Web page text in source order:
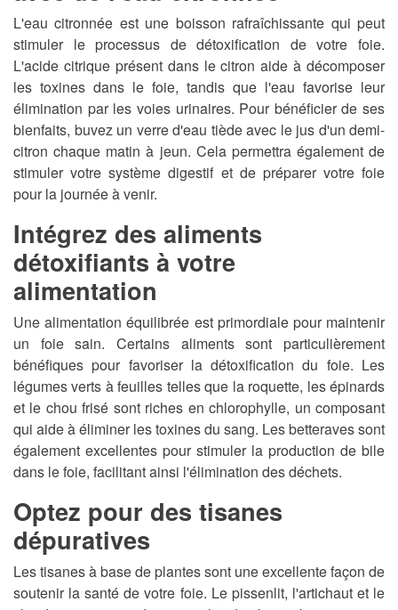
L'eau citronnée est une boisson rafraîchissante qui peut
stimuler le processus de détoxification de votre foie.
L'acide citrique présent dans le citron aide à décomposer
les toxines dans le foie, tandis que l'eau favorise leur
élimination par les voies urinaires. Pour bénéficier de ses
bienfaits, buvez un verre d'eau tiède avec le jus d'un demi-
citron chaque matin à jeun. Cela permettra également de
stimuler votre système digestif et de préparer votre foie
pour la journée à venir.
Intégrez des aliments
détoxifiants à votre
alimentation
Une alimentation équilibrée est primordiale pour maintenir
un foie sain. Certains aliments sont particulièrement
bénéfiques pour favoriser la détoxification du foie. Les
légumes verts à feuilles telles que la roquette, les épinards
et le chou frisé sont riches en chlorophylle, un composant
qui aide à éliminer les toxines du sang. Les betteraves sont
également excellentes pour stimuler la production de bile
dans le foie, facilitant ainsi l'élimination des déchets.
Optez pour des tisanes
dépuratives
Les tisanes à base de plantes sont une excellente façon de
soutenir la santé de votre foie. Le pissenlit, l'artichaut et le